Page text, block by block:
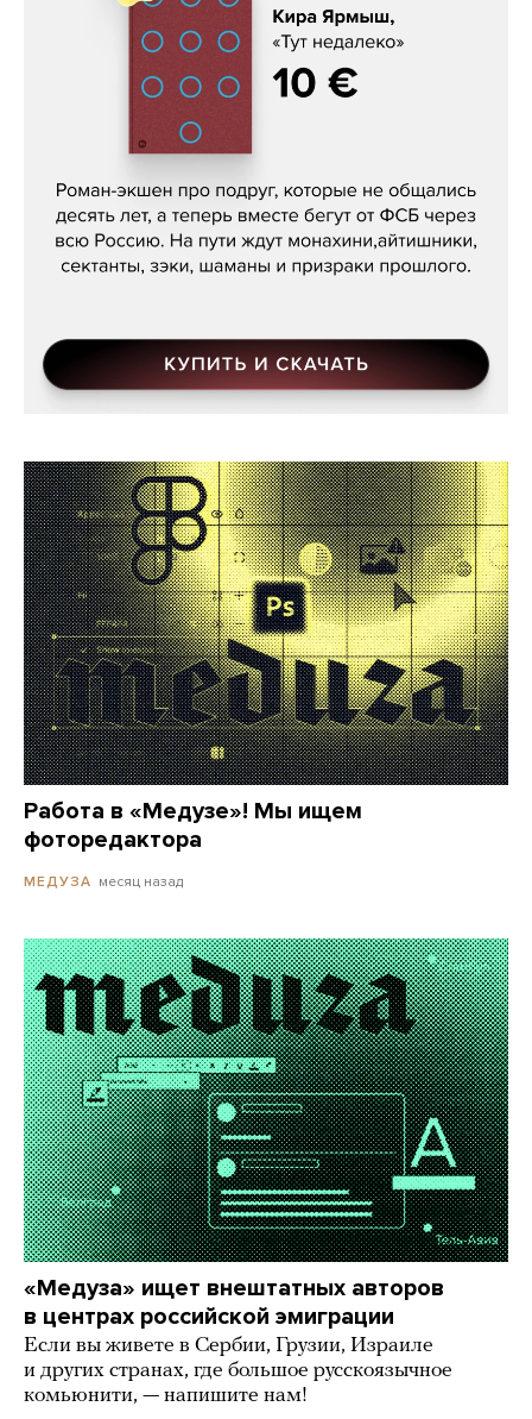
Кира Ярмыш, «Тут недалеко»
Работа в «Медузе»! Мы ищем
фоторедактора
МЕДУЗА месяц назад
«Медуза» ищет внештатных авторов
в центрах российской эмиграции
Если вы живете в Сербии, Грузии, Израиле
и других странах, где большое русскоязычное
комьюнити, — напишите нам!